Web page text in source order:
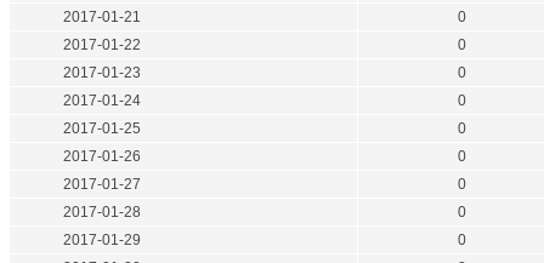
2017-01-21
0
2017-01-22
0
2017-01-23
0
2017-01-24
0
2017-01-25
0
2017-01-26
0
2017-01-27
0
2017-01-28
0
2017-01-29
0